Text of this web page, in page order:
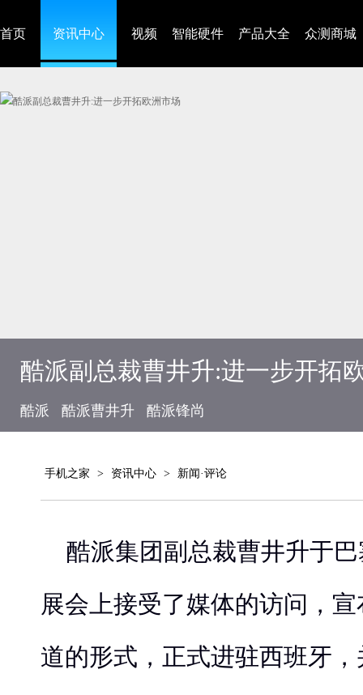
首页 资讯中心 视频 智能硬件 产品大全 众测商城
酷派副总裁曹井升:进一步开拓
酷派 酷派曹井升 酷派锋尚
手机之家 > 资讯中心 > 新闻·评论
酷派集团副总裁曹井升于
展会上接受了媒体的访问，
道的形式，正式进驻西班牙，